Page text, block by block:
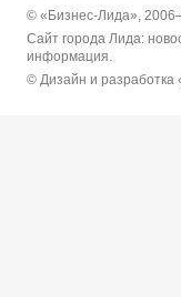
© «Бизнес-Лида»,
Сайт города Лида:
информация.
© Дизайн и разработка